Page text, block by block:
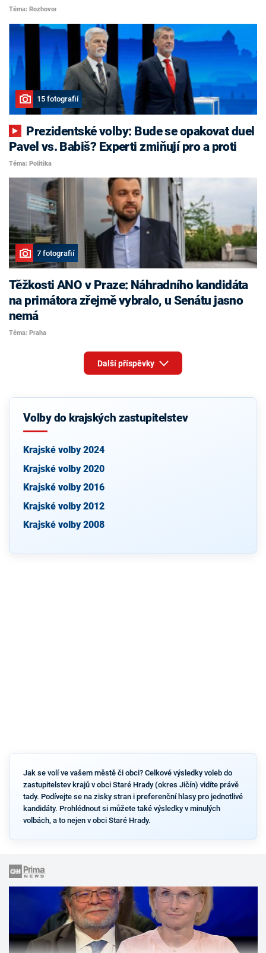
Téma: Rozhovor
15 fotografií
Pavel vs. Babiš? Experti zmiňují pro a proti
Téma: Politika
7 fotografií
Těžkosti ANO v Praze: Náhradního kandidáta
na primátora zřejmě vybralo, u Senátu jasno
nemá
Téma: Praha
Další příspěvky
Volby do krajských zastupitelstev
Krajské volby 2024
Krajské volby 2020
Krajské volby 2016
Krajské volby 2012
Krajské volby 2008
Jak se volí ve vašem městě či obci? Celkové výsledky voleb do
zastupitelstev krajů v obci Staré Hrady (okres Jičín) vidíte právě
tady. Podívejte se na zisky stran i preferenční hlasy pro jednotlivé
kandidáty. Prohlédnout si můžete také výsledky v minulých
volbách, a to nejen v obci Staré Hrady.